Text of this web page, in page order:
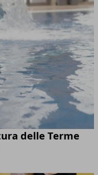
delle Terme